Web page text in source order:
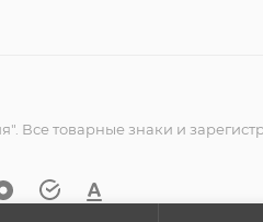
товарные знаки и